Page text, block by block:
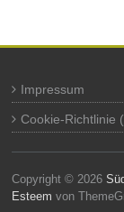
Impressum
Cookie-Richtlinie
Copyright © 2026
Esteem von